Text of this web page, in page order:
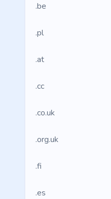
.be
.pl
.at
.cc
.co.uk
.org.uk
.fi
.es